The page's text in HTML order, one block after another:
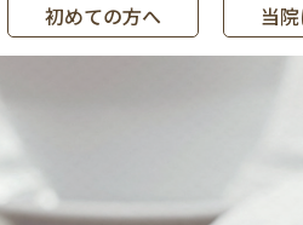
初めての方へ 当